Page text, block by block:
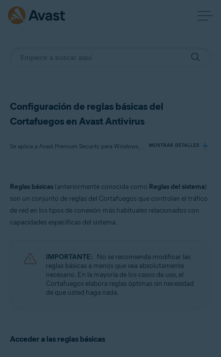
Configuración de reglas básicas del
Cortafuegos en Avast Antivirus
Se aplica a Avast Premium Security para Windows, Avast Free Antivirus para Windows MOSTRAR DETALLES
Productos:
Avast Premium Security 23.x para Windows
Sistemas operativos:
Microsoft Windows 8.1/Pro/Enterprise - 32 o 64 bits
Microsoft Windows 8/Pro/Enterprise - 32 o 64 bits
Microsoft Windows 7 Home Basic/Home
Premium/Professional/Enterprise/Ultimate - Service Pack 1 con
Convenient Rollup Update, 32 o 64 bits
Reglas básicas (anteriormente conocida como Reglas del sistema)
son un conjunto de reglas del Cortafuegos que controlan el tráfico
de red en los tipos de conexión más habituales relacionados con
capacidades específicas del sistema.
IMPORTANTE: No se recomienda modificar las
reglas básicas a menos que sea absolutamente
necesario. En la mayoría de los casos de uso, el
Cortafuegos elabora reglas óptimas sin necesidad
de que usted haga nada.
Acceder a las reglas básicas